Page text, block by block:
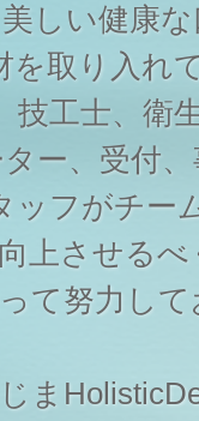
しい健康
を取り入れ
技工士、衛
ー、受付
ッフがチー
上させる
て努力し
ま